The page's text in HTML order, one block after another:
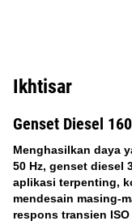
Ikhtisar
Genset Diesel
Menghasilkan daya
50 Hz, genset diesel
aplikasi terpenting,
mendesain masing-
respons transien ISO